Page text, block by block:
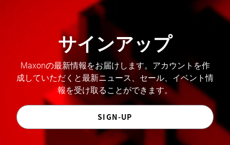
サインアップ
Maxonの最新情報をお届けします。アカウントを作
成していただくと最新ニュース、セール、イベント情
報を受け取ることができます。
SIGN-UP